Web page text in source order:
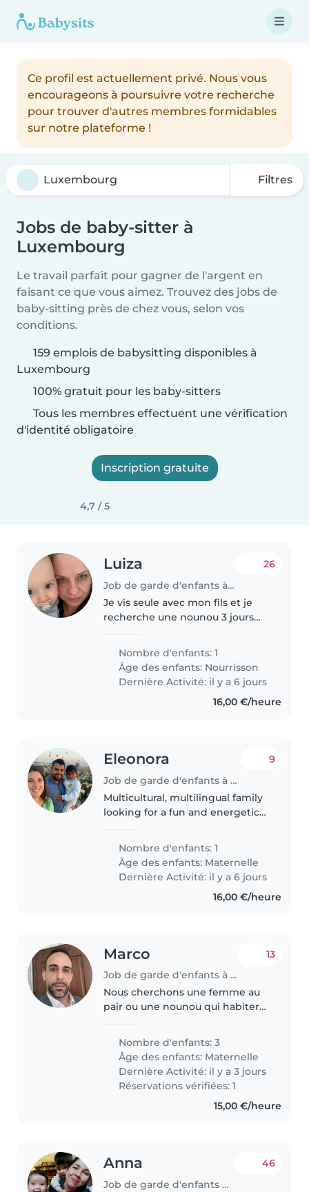
Ce profil est actuellement privé. Nous vous
encourageons à poursuivre votre recherche
pour trouver d'autres membres formidables
sur notre plateforme !
Filtres
Jobs de baby-sitter à
Luxembourg
Le travail parfait pour gagner de l'argent en
faisant ce que vous aimez. Trouvez des jobs de
baby-sitting près de chez vous, selon vos
conditions.
159 emplois de babysitting disponibles à
Luxembourg
100% gratuit pour les baby-sitters
Tous les membres effectuent une vérification
d'identité obligatoire
Inscription gratuite
4,7 / 5
Luiza
Job de garde d'enfants à Luxembourg
26
Je vis seule avec mon fils et je
recherche une nounou 3 jours
Je pourrais occasionnellement
demander d'autres jours.
Nombre d'enfants: 1
Âge des enfants: Nourrisson
Dernière Activité: il y a 6 jours
16,00 €/heure
Eleonora
Job de garde d'enfants à Luxembourg
9
Multicultural, multilingual family
looking for a fun and energetic
speak English and Italian, and
we'd love someone..
Nombre d'enfants: 1
Âge des enfants: Maternelle
Dernière Activité: il y a 6 jours
16,00 €/heure
Marco
Job de garde d'enfants à Luxembourg
13
Nous cherchons une femme au
pair ou une nounou qui habiterai
trois enfants en âge préscolaire,
juste pour les amener a l'ecole le
matin qui est à 300..
Nombre d'enfants: 3
Âge des enfants: Maternelle
Dernière Activité: il y a 3 jours
Réservations vérifiées: 1
15,00 €/heure
Anna
Job de garde d'enfants à Luxembourg
46